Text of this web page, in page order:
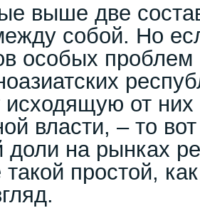
выше две
собой. Но
особых проблем
от них
власти, – то
доли на рынках
простой,